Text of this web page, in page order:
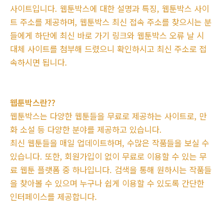
사이트입니다. 웹툰박스에 대한 설명과 특징, 웹툰박스 사이
트 주소를 제공하며, 웹툰박스 최신 접속 주소를 찾으시는 분
들에게 하단에 최신 바로 가기 링크와 웹툰박스 오류 날 시
대체 사이트를 첨부해 드렸으니 확인하시고 최신 주소로 접
속하시면 됩니다.
웹툰박스란??
웹툰박스는 다양한 웹툰들을 무료로 제공하는 사이트로, 만
화 소설 등 다양한 분야를 제공하고 있습니다.
최신 웹툰들을 매일 업데이트하며, 수많은 작품들을 보실 수
있습니다. 또한, 회원가입이 없이 무료로 이용할 수 있는 무
료 웹툰 플랫폼 중 하나입니다. 검색을 통해 원하시는 작품들
을 찾아볼 수 있으며 누구나 쉽게 이용할 수 있도록 간단한
인터페이스를 제공합니다.